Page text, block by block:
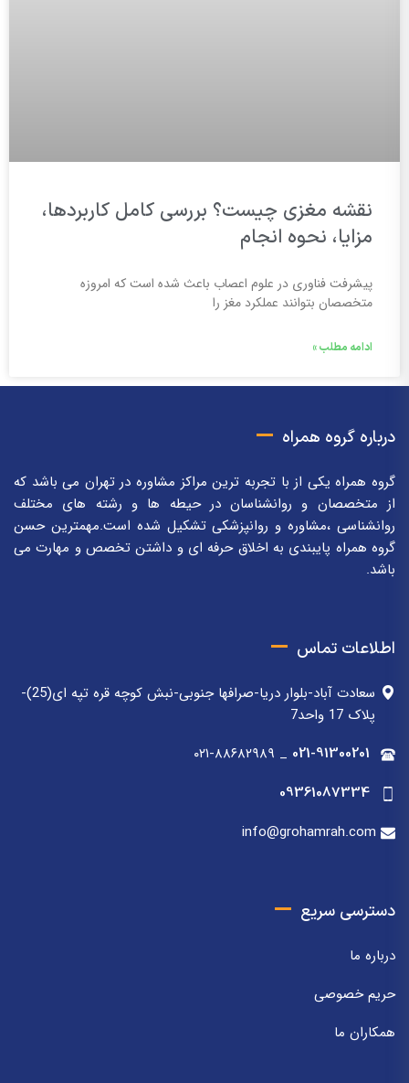
نقشه مغزی چیست؟ بررسی کامل کاربردها،
مزایا، نحوه انجام
پیشرفت فناوری در علوم اعصاب باعث شده است که امروزه
متخصصان بتوانند عملکرد مغز را
ادامه مطلب »
درباره گروه همراه
گروه همراه یکی از با تجربه ترین مراکز مشاوره در تهران می باشد که
از متخصصان و روانشناسان در حیطه ها و رشته های مختلف
روانشناسی ،مشاوره و روانپزشکی تشکیل شده است.مهمترین حسن
گروه همراه پایبندی به اخلاق حرفه ای و داشتن تخصص و مهارت می
باشد.
اطلاعات تماس
سعادت آباد-بلوار دریا-صرافها جنوبی-نبش کوچه قره تپه ای(25)-
پلاک 17 واحد7
021-91300201
_ ۰۲۱-۸۸۶۸۲۹۸۹
09361087334
info@grohamrah.com
دسترسی سریع
درباره ما
حریم خصوصی
همکاران ما